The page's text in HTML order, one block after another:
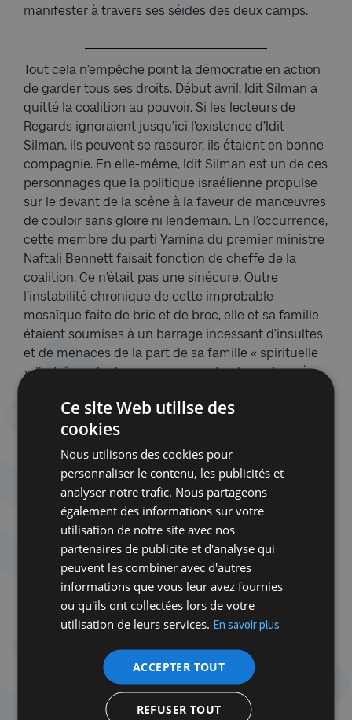
manifester à travers ses séides des deux camps.
Tout cela n’empêche point la démocratie en action
de garder tous ses droits. Début avril, Idit Silman a
quitté la coalition au pouvoir. Si les lecteurs de
Regards ignoraient jusqu’ici l’existence d’Idit
Silman, ils peuvent se rassurer, ils étaient en bonne
compagnie. En elle-même, Idit Silman est un de ces
personnages que la politique israélienne propulse
sur le devant de la scène à la faveur de manœuvres
de couloir sans gloire ni lendemain. En l’occurrence,
cette membre du parti Yamina du premier ministre
Naftali Bennett faisait fonction de cheffe de la
coalition. Ce n’était pas une sinécure. Outre
l’instabilité chronique de cette improbable
mosaïque faite de bric et de broc, elle et sa famille
étaient soumises à un barrage incessant d’insultes
et de menaces de la part de sa famille « spirituelle
», l’extrême droite messianique et colonisatrice à
Bennett-Lapid ne disposant que d’une voix de
majorité à la Knesset, soit 61 sur 120, sa démission
signifie qu’il est désormais minoritaire. Naguère
traînée dans la boue, voici notre Idit portée aux
nues par ceux-là mêmes qui la vouaient aux
gémonies. Benjamin Netanyahou lui a promis une
place « sûre » sur la liste du Likoud en vue des
prochaines élections, ainsi que le portefeuille de la
Santé dans son gouvernement. Il lui suffit, dit-il,
qu’un autre dissident se présente – il y a au moins
deux autres candidats, toujours au sein du maigre
contingent du premier ministre – et l’affaire est
il y a loin de la coupe aux lèvres et pourquoi ce
gouvernement peut encore survivre. Pour combien
de temps, telle est la question.
Mais au fait, pourquoi Idit Silman a-t-elle fini par
Ce site Web utilise des
cookies
Nous utilisons des cookies pour
personnaliser le contenu, les publicités et
analyser notre trafic. Nous partageons
également des informations sur votre
utilisation de notre site avec nos
partenaires de publicité et d'analyse qui
peuvent les combiner avec d'autres
informations que vous leur avez fournies
ou qu'ils ont collectées lors de votre
utilisation de leurs services. En savoir plus
ACCEPTER TOUT
REFUSER TOUT